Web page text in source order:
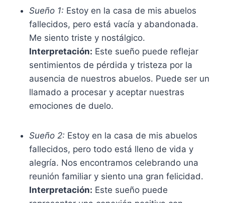
Sueño 1: Estoy en la casa de mis abuelos
fallecidos, pero está vacía y abandonada.
Me siento triste y nostálgico.
Interpretación: Este sueño puede reflejar
sentimientos de pérdida y tristeza por la
ausencia de nuestros abuelos. Puede ser un
llamado a procesar y aceptar nuestras
emociones de duelo.
Sueño 2: Estoy en la casa de mis abuelos
fallecidos, pero todo está lleno de vida y
alegría. Nos encontramos celebrando una
reunión familiar y siento una gran felicidad.
Interpretación: Este sueño puede